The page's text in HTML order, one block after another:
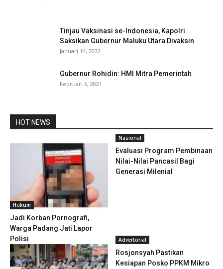
-
Tinjau Vaksinasi se-Indonesia, Kapolri
Saksikan Gubernur Maluku Utara Divaksin
Januari 14, 2022
Gubernur Rohidin: HMI Mitra Pemerintah
Februari 6, 2021
HOT NEWS
Hukum
Jadi Korban Pornografi,
Warga Padang Jati Lapor
Polisi
Nasional
Evaluasi Program Pembinaan
Nilai-Nilai Pancasil Bagi
Generasi Milenial
Advertorial
Rosjonsyah Pastikan
Kesiapan Posko PPKM Mikro